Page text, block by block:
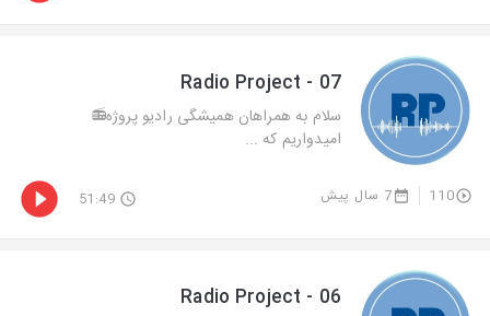
Radio Project - 07
سلام به همراهان همیشگی رادیو پروژه📻
امیدواریم که ...
110 7 سال پیش 51:49
Radio Project - 06